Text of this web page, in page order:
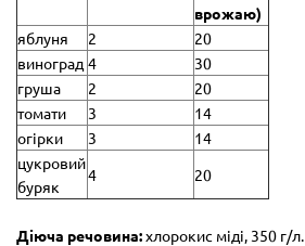
врожаю)
яблуня
2
20
виноград 4
30
груша
2
20
томати
3
14
огірки
3
14
цукровий
буряк
4 20
Діюча речовина:хлорокис міді, 350 г/л.